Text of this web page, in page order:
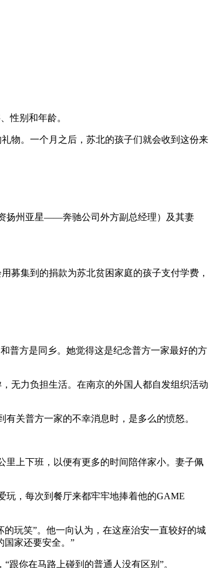
性别和年龄。
物。一个月之后，苏北的孩子们就会收到这份来
扬州亚星——奔驰公司外方副总经理）及其妻
募集到的捐款为苏北贫困家庭的孩子支付学费，
普方是同乡。她觉得这是纪念普方一家最好的方
无力负担生活。在南京的外国人都自发组织活动
关普方一家的不幸消息时，是多么的愤怒。
里上下班，以便有更多的时间陪伴家小。妻子佩
玩，每次到餐厅来都牢牢地捧着他的GAME
玩笑”。他一向认为，在这座治安一直较好的城
国家还要安全。”
跟你在马路上碰到的普通人没有区别”。